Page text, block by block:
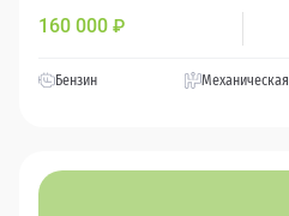
160 000 ₽
Бензин Механическая